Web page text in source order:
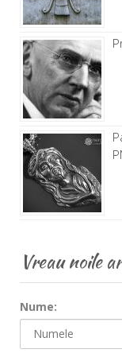
Vreau noile
Nume: